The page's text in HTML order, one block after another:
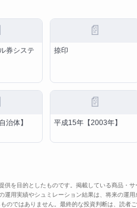
券システ
📄
捺印
治体】
📄
平成15年【2003年】
を目的としたものです。掲載している商品・
運用実績やシュミレーション結果は、将来の運
のではありません。最終的な投資判断は、読